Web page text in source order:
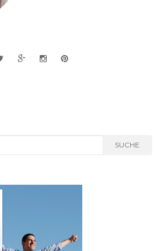
SUCHE